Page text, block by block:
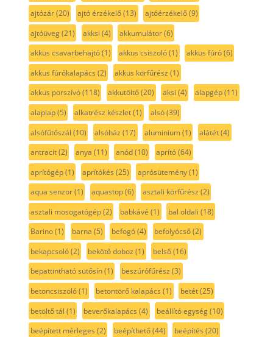
ajtózár(20) ajtó érzékelő(13) ajtóérzékelő(9)
ajtóüveg(21) akksi (4) akkumulátor(6)
akkus csavarbehajtó(1) akkus csiszoló(1) akkus fúró(6)
akkus fúrókalapács (2) akkus körfűrész (1)
akkus porszívó(118) akkutöltő(20) aksi (4) alapgép(11)
alaplap(5) alkatrész készlet(1) alsó(39)
alsófűtőszál (10) alsóház (17) aluminium(1) alátét(4)
antracit(2) anya (11) anód(10) aprító(64)
aprítógép(1) aprítókés (25) aprósütemény(1)
aqua senzor(1) aquastop(6) asztali körfűrész (2)
asztali mosogatógép(2) babkávé (1) bal oldali (18)
Barino(1) barna (5) befogó(4) befolyócső(2)
bekapcsoló(2) bekötő doboz (1) belső(16)
bepattintható sütősín(1) beszúrófűrész (3)
betoncsiszoló(1) betontörő kalapács (1) betét(25)
betöltő tál (1) beverőkalapács (4) beállító egység(10)
beépített mérleges (2) beépíthető(44) beépítés (20)